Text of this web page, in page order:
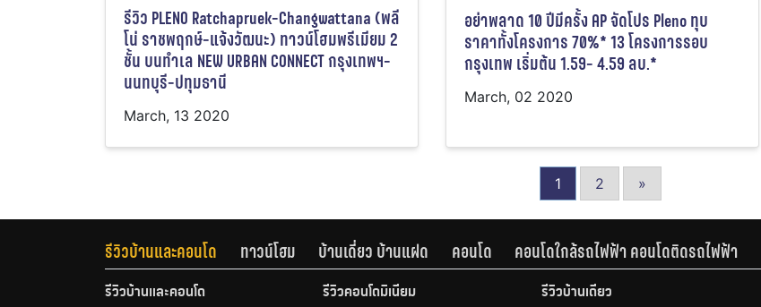
รีวิว PLENO Ratchapruek-Changwattana (พลี
โน่ ราชพฤกษ์-แจ้งวัฒนะ) ทาวน์โฮมพรีเมียม 2
ชั้น บนทำเล NEW URBAN CONNECT กรุงเทพฯ-
นนทบุรี-ปทุมธานี
March, 13 2020
อย่าพลาด 10 ปีมีครั้ง AP จัดโปร Pleno ทุบ
ราคาทั้งโครงการ 70%* 13 โครงการรอบ
กรุงเทพ เริ่มต้น 1.59- 4.59 ลบ.*
March, 02 2020
1 2 »
รีวิวบ้านและคอนโด ทาวน์โฮม บ้านเดี่ยว บ้านแฝด คอนโด คอนโดใกล้รถไฟฟ้า คอนโดติดรถไฟฟ้า
รีวิวบ้านและคอนโด รีวิวคอนโดมิเนียม
รีวิวบ้านเดี่ยว